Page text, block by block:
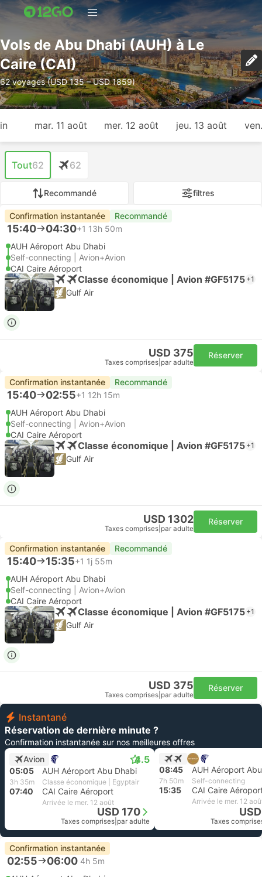
Vols de Abu Dhabi (AUH) à Le
Caire (CAI)
62 voyages (USD 135 – USD 1859)
mar. 11 août mer. 12 août jeu. 13 août
Tout62 62
Recommandé filtres
Confirmation instantanée Recommandé
15:40 04:30+1 13h 50m
AUH Aéroport Abu Dhabi
Self-connecting | Avion+Avion
CAI Caire Aéroport
Classe économique | Avion #GF5175 +1
Gulf Air
USD 375
Taxes comprises par adulte
Réserver
Confirmation instantanée Recommandé
15:40 02:55+1 12h 15m
AUH Aéroport Abu Dhabi
Self-connecting | Avion+Avion
CAI Caire Aéroport
Classe économique | Avion #GF5175 +1
Gulf Air
USD 1302
Taxes comprises par adulte
Réserver
Confirmation instantanée Recommandé
15:40 15:35+1 1j 55m
AUH Aéroport Abu Dhabi
Self-connecting | Avion+Avion
CAI Caire Aéroport
Classe économique | Avion #GF5175 +1
Gulf Air
USD 375
Taxes comprises par adulte
Réserver
Instantané
Réservation de dernière minute ?
Confirmation instantanée sur nos meilleures offres
Avion
4.5
05:05 AUH Aéroport Abu Dhabi
3h 35m Classe économique | Egyptair
07:40 CAI Caire Aéroport
Arrivée le mer. 12 août
USD 170
Taxes comprises par adulte
08:45 AUH Aéroport
7h 50m Self-connecting
15:35 CAI Caire
Arrivée le mer. 12
Taxes
Confirmation instantanée
02:55 06:00 4h 5m